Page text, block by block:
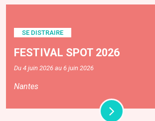
SE DISTRAIRE
FESTIVAL SPOT 2026
Du 4 juin 2026 au 6 juin 2026
Nantes